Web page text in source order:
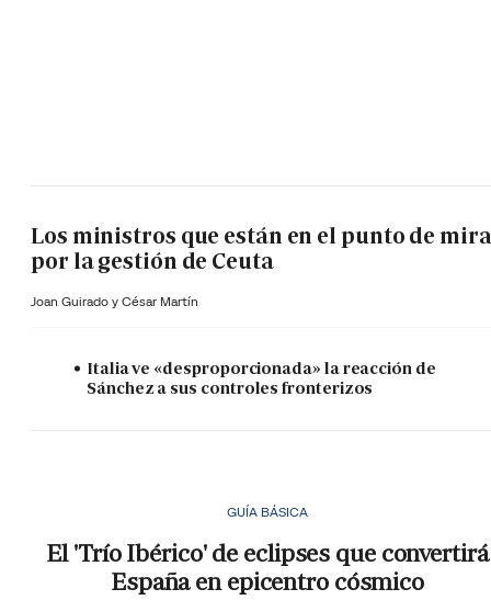
Los ministros que están en el punto de mira
por la gestión de Ceuta
Joan Guirado y César Martín
Italia ve «desproporcionada» la reacción de
Sánchez a sus controles fronterizos
GUÍA BÁSICA
El 'Trío Ibérico' de eclipses que convertirá
España en epicentro cósmico